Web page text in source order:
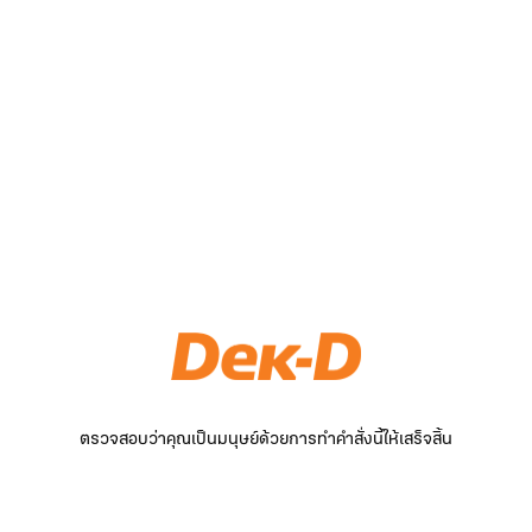
ตรวจสอบว่าคุณเป็นมนุษย์ด้วยการทำคำสั่งนี้ให้เสร็จสิ้น